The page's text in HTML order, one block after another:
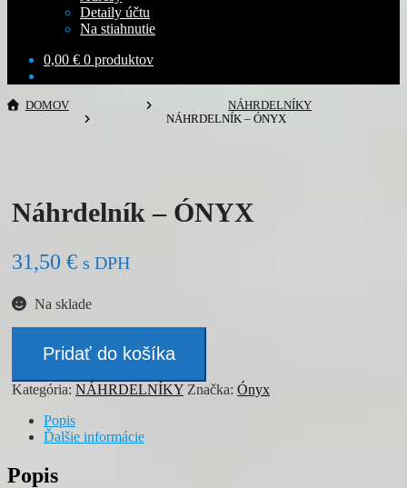
Detaily účtu
Na stiahnutie
0,00 € 0 produktov
DOMOV
NÁHRDELNÍKY
NÁHRDELNÍK – ÓNYX
Náhrdelník – ÓNYX
31,50 € s DPH
Na sklade
Náhrdelník
ÓNYX
Pridať do košíka
Kategória: NÁHRDELNÍKY Značka: Ónyx
Popis
Ďalšie informácie
Popis